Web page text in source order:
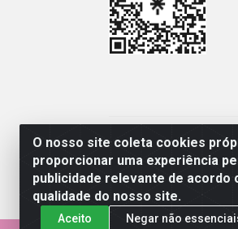
O nosso site coleta cookies
proporcionar uma experiência
publicidade relevante de
qualidade do nosso site.
Aceito Negar não